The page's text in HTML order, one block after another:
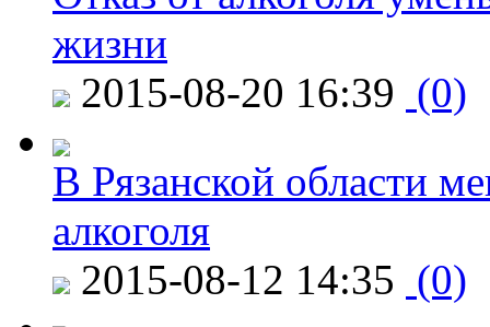
жизни
2015-08-20 16:39 (0)
В Рязанской области
алкоголя
2015-08-12 14:35 (0)